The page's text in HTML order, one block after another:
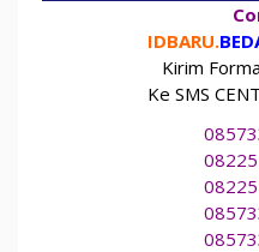
IDBARU.
Kirim
Ke SMS